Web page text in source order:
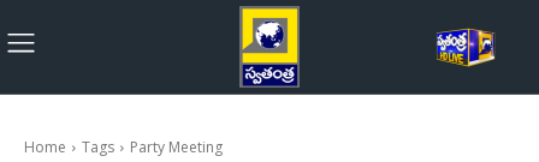
Home Tags Party Meeting